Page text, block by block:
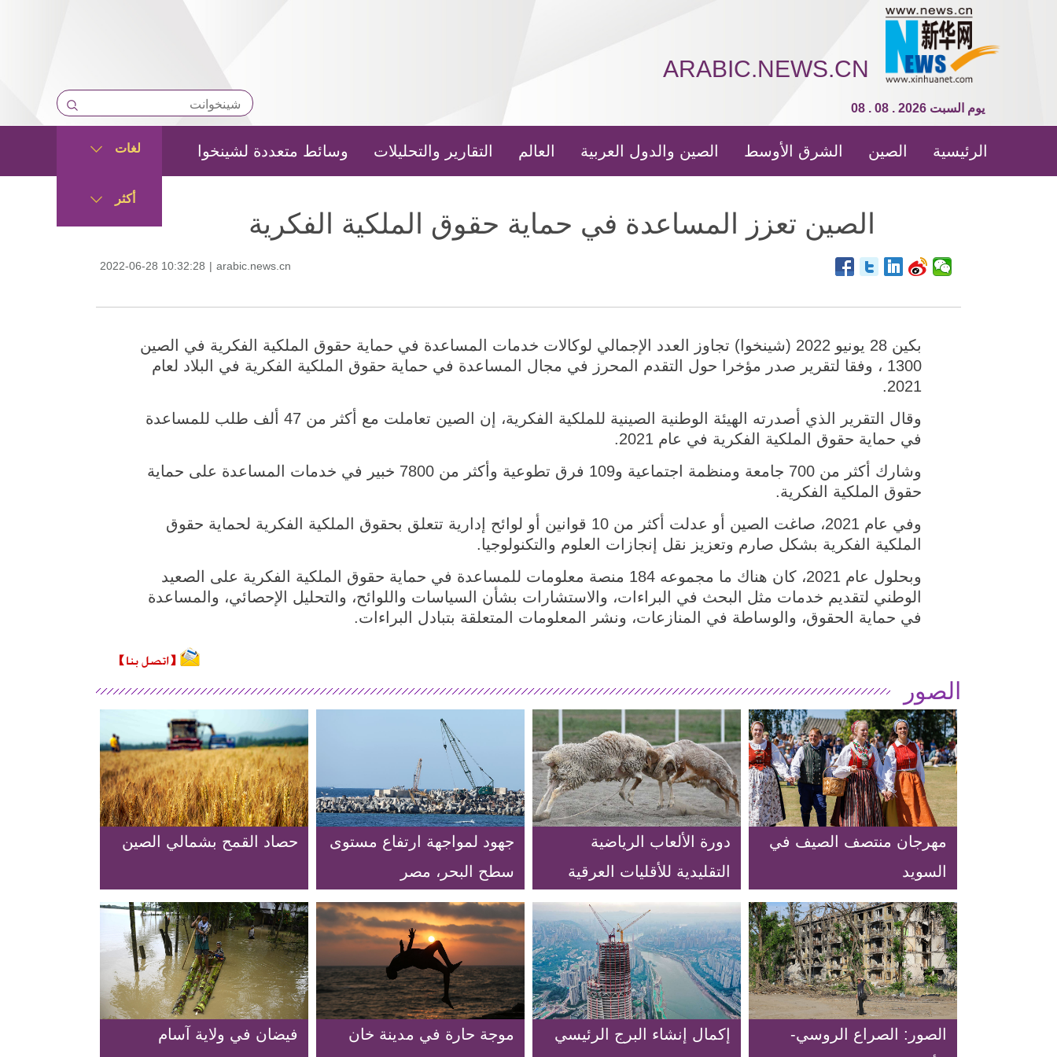
ARABIC.NEWS.CN
08 . 08 . 2026 يوم السبت
الرئيسية الصين الشرق الأوسط الصين والدول العربية العالم التقارير والتحليلات وسائط متعددة لشينخوا لغات
أكثر
الصين تعزز المساعدة في حماية حقوق الملكية الفكرية
2022-06-28 10:32:28 | arabic.news.cn
بكين 28 يونيو 2022 (شينخوا) تجاوز العدد الإجمالي لوكالات خدمات المساعدة في حماية حقوق الملكية الفكرية في الصين
1300 ، وفقا لتقرير صدر مؤخرا حول التقدم المحرز في مجال المساعدة في حماية حقوق الملكية الفكرية في البلاد لعام
2021.
وقال التقرير الذي أصدرته الهيئة الوطنية الصينية للملكية الفكرية، إن الصين تعاملت مع أكثر من 47 ألف طلب للمساعدة
في حماية حقوق الملكية الفكرية في عام 2021.
وشارك أكثر من 700 جامعة ومنظمة اجتماعية و109 فرق تطوعية وأكثر من 7800 خبير في خدمات المساعدة على حماية
حقوق الملكية الفكرية.
وفي عام 2021، صاغت الصين أو عدلت أكثر من 10 قوانين أو لوائح إدارية تتعلق بحقوق الملكية الفكرية لحماية حقوق
الملكية الفكرية بشكل صارم وتعزيز نقل إنجازات العلوم والتكنولوجيا.
وبحلول عام 2021، كان هناك ما مجموعه 184 منصة معلومات للمساعدة في حماية حقوق الملكية الفكرية على الصعيد
الوطني لتقديم خدمات مثل البحث في البراءات، والاستشارات بشأن السياسات واللوائح، والتحليل الإحصائي، والمساعدة
في حماية الحقوق، والوساطة في المنازعات، ونشر المعلومات المتعلقة بتبادل البراءات.
الصور
مهرجان منتصف الصيف في
السويد
دورة الألعاب الرياضية
التقليدية للأقليات العرقية
في شمال غربي الصين
جهود لمواجهة ارتفاع مستوى
سطح البحر، مصر
حصاد القمح بشمالي الصين
الصور: الصراع الروسي-
إكمال إنشاء البرج الرئيسي
موجة حارة في مدينة خان
فيضان في ولاية آسام